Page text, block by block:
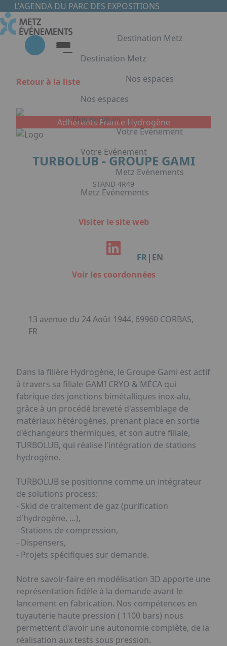
Aller au contenu principal
L'AGENDA DU PARC DES EXPOSITIONS
Destination Metz
Destination Metz
Choisir Metz
Accès & Hébergement
Nos espaces
Nos espaces
Nos espaces
Halls d'exposition
Auditorium du Centre de Conventions
Foyer du Centre de Conventions
Salles de réunion & conférence
Nos services
Votre Evénement
Votre Evénement
Votre Evénement
à Metz
Organisation de dîners / soirées de gala
Metz Evénements
Metz Evénements
Metz Evénements
Qui sommes-nous ?
Accéder au complexe
Politique RSE
Facebook
FR | EN
Retour à la liste
Adhérents France Hydrogène
TURBOLUB - GROUPE GAMI
STAND 4R49
Visiter le site web
Voir les coordonnées
13 avenue du 24 Août 1944, 69960 CORBAS,
FR
Dans la filière Hydrogène, le Groupe Gami est actif
à travers sa filiale GAMI CRYO & MÉCA qui
fabrique des jonctions bimétalliques inox-alu,
grâce à un procédé breveté d'assemblage de
matériaux hétérogènes, prenant place en sortie
d'échangeurs thermiques, et son autre filiale,
TURBOLUB, qui réalise l'intégration de stations
hydrogène.
TURBOLUB se positionne comme un intégrateur
de solutions process:
- Skid de traitement de gaz (purification
d'hydrogène, …),
- Stations de compression,
- Dispensers,
- Projets spécifiques sur demande.
Notre savoir-faire en modélisation 3D apporte une
représentation fidèle à la demande avant le
lancement en fabrication. Nos compétences en
tuyauterie haute pression ( 1100 bars) nous
permettent d'avoir une autonomie complète, de la
réalisation aux tests sous pression.
Panneau de gestion des cookies